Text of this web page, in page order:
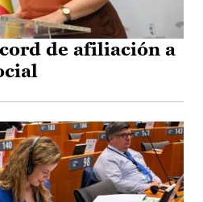
de afiliación a